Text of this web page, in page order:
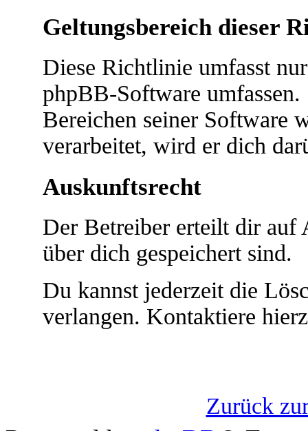
Geltungsbereich dieser
Diese Richtlinie umfasst
phpBB-Software
Bereichen seiner Software
verarbeitet, wird er dich
Auskunftsrecht
Der Betreiber erteilt dir auf
über dich gespeichert sind.
Du kannst jederzeit die
verlangen. Kontaktiere
Zurück